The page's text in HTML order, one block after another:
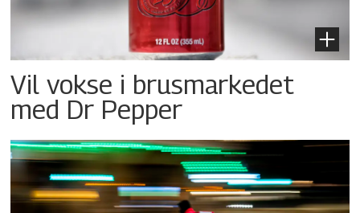
Vil vokse i brusmarkedet
med Dr Pepper